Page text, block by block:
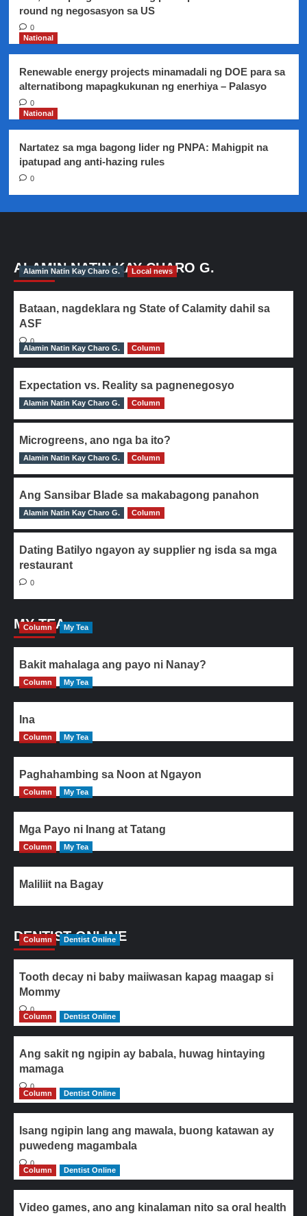
round ng negosasyon sa US
0
National
Renewable energy projects minamadali ng DOE para sa
alternatibong mapagkukunan ng enerhiya – Palasyo
0
National
Nartatez sa mga bagong lider ng PNPA: Mahigpit na
ipatupad ang anti-hazing rules
0
ALAMIN NATIN KAY CHARO G.
Alamin Natin Kay Charo G. Local news
Bataan, nagdeklara ng State of Calamity dahil sa
ASF
0
Alamin Natin Kay Charo G.
Column
Expectation vs. Reality sa pagnenegosyo
0
Alamin Natin Kay Charo G. Column
Microgreens, ano nga ba ito?
0
Alamin Natin Kay Charo G. Column
Ang Sansibar Blade sa makabagong panahon
0
Alamin Natin Kay Charo G. Column
Dating Batilyo ngayon ay supplier ng isda sa mga
restaurant
0
MY TEA
Column My Tea
Bakit mahalaga ang payo ni Nanay?
Column My Tea
Ina
Column My Tea
Paghahambing sa Noon at Ngayon
Column My Tea
Mga Payo ni Inang at Tatang
Column My Tea
Maliliit na Bagay
DENTIST ONLINE
Column Dentist Online
Tooth decay ni baby maiiwasan kapag maagap si
Mommy
0
Column
Dentist Online
Ang sakit ng ngipin ay babala, huwag hintaying
mamaga
0
Column
Dentist Online
Isang ngipin lang ang mawala, buong katawan ay
puwedeng magambala
0
Column
Dentist Online
Video games, ano ang kinalaman nito sa oral health